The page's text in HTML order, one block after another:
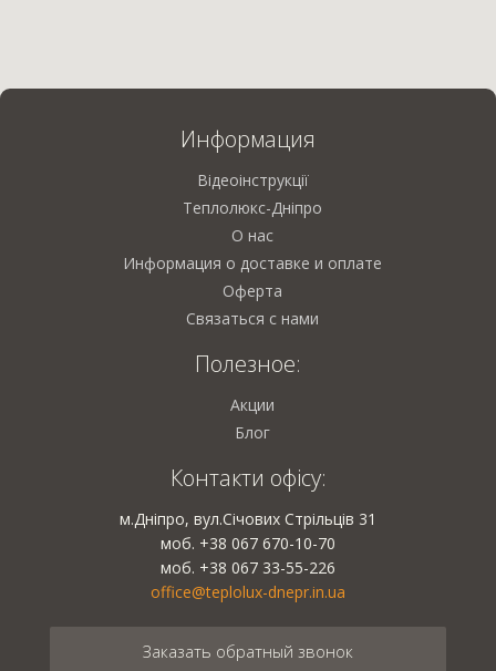
Информация
Відеоінструкції
Теплолюкс-Дніпро
О нас
Информация о доставке и оплате
Оферта
Связаться с нами
Полезное:
Акции
Блог
Контакти офісу:
м.Дніпро, вул.Січових Стрільців 31
моб. +38 067 670-10-70
моб. +38 067 33-55-226
office@teplolux-dnepr.in.ua
Заказать обратный звонок